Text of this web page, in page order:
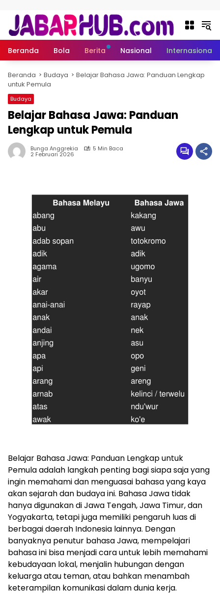
Beranda Bola Berita Nasional Internasional
Beranda Budaya
Belajar Bahasa Jawa: Panduan Lengkap
untuk Pemula
Budaya
Belajar Bahasa Jawa: Panduan
Lengkap untuk Pemula
Bunga Anggrekia 5 Min Baca
2 Februari 2026
Belajar Bahasa Jawa: Panduan Lengkap untuk
Pemula adalah langkah penting bagi siapa saja yang
ingin memahami dan menguasai bahasa yang kaya
akan sejarah dan budaya ini. Bahasa Jawa tidak
hanya digunakan di Jawa Tengah, Jawa Timur, dan
Yogyakarta, tetapi juga memiliki pengaruh luas di
berbagai daerah Indonesia lainnya. Dengan
banyaknya penutur bahasa Jawa, mempelajari
bahasa ini bisa menjadi cara untuk lebih memahami
kebudayaan lokal, menjalin hubungan dengan
keluarga atau teman, atau bahkan menambah
keterampilan komunikasi dalam dunia kerja.